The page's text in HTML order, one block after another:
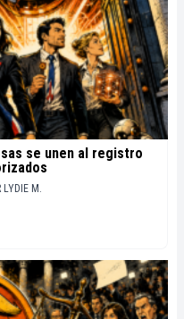
se unen al registro
LYDIE M.